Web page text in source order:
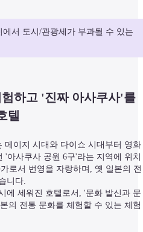
서 도시/관광세가 부과될 수 있는
하고 '진짜 아사쿠사'를
텔
메이지 시대와 다이쇼 시대부터 영화
'아사쿠사 공원 6구'라는 지역에 위치
로서 번영을 자랑하며, 옛 일본의 전
니다.
에 세워진 호텔로서, '문화 발신과 문
의 전통 문화를 체험할 수 있는 체험